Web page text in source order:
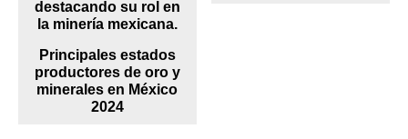
Principales estados
productores de oro y
minerales en México
2024